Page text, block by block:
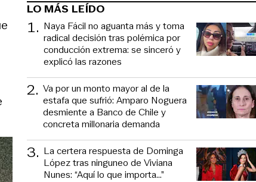
LO MÁS LEÍDO
1. Naya Fácil no aguanta más y toma
radical decisión tras polémica por
conducción extrema: se sinceró y
explicó las razones
2. Va por un monto mayor al de la
estafa que sufrió: Amparo Noguera
desmiente a Banco de Chile y
concreta millonaria demanda
3. La certera respuesta de Dominga
López tras ninguneo de Viviana
Nunes: “Aquí lo que importa...”